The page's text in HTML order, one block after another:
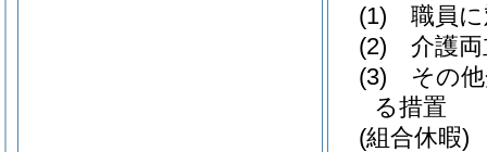
(1)
職員
(2)
介護
(3)
その
る措置
(組合休暇)